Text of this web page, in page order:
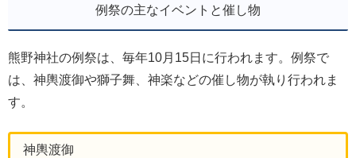
例祭の主なイベントと催し物
熊野神社の例祭は、毎年10月15日に行われます。例祭で
は、神輿渡御や獅子舞、神楽などの催し物が執り行われま
す。
神輿渡御